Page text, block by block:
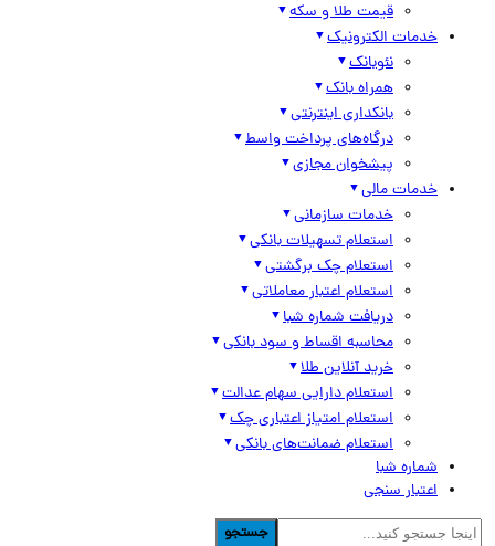
قیمت طلا و سکه
خدمات الکترونیک
نئوبانک
همراه بانک
بانکداری اینترنتی
درگاه‌های پرداخت واسط
پیشخوان مجازی
خدمات مالی
خدمات سازمانی
استعلام تسهیلات بانکی
استعلام چک برگشتی
استعلام اعتبار معاملاتی
دریافت شماره شبا
محاسبه اقساط و سود بانکی
خرید آنلاین طلا
استعلام دارایی سهام عدالت
استعلام امتیاز اعتباری چک
استعلام ضمانت‌های بانکی
شماره شبا
اعتبار سنجی
جستجو